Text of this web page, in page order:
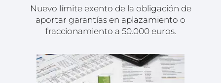
Nuevo límite exento de la obligación de
aportar garantías en aplazamiento o
fraccionamiento a 50.000 euros.